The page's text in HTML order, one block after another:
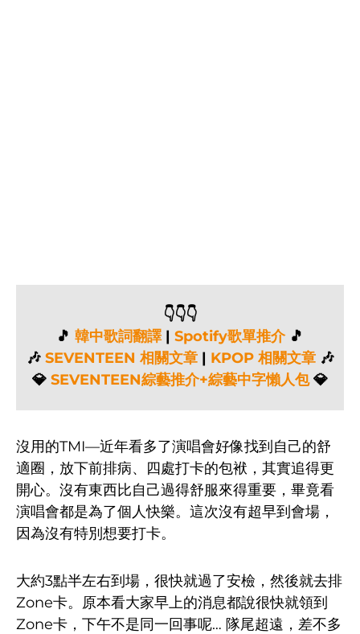
👇👇👇
🎵 韓中歌詞翻譯| Spotify歌單推介🎵
🎶 SEVENTEEN 相關文章| KPOP 相關文章🎶
💎 SEVENTEEN綜藝推介+綜藝中字懶人包💎
沒用的TMI—近年看多了演唱會好像找到自己的舒
適圈，放下前排病、四處打卡的包袱，其實追得更
開心。沒有東西比自己過得舒服來得重要，畢竟看
演唱會都是為了個人快樂。這次沒有超早到會場，
因為沒有特別想要打卡。
大約3點半左右到場，很快就過了安檢，然後就去排
Zone卡。原本看大家早上的消息都說很快就領到
Zone卡，下午不是同一回事呢… 隊尾超遠，差不多